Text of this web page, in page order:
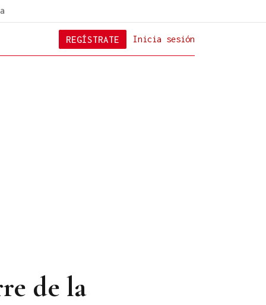
Inicia sesión
REGÍSTRATE
de la